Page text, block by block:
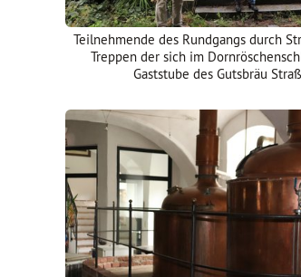
Teilnehmende des Rundgangs durch
Treppen der sich im
Gaststube des Gutsbräu